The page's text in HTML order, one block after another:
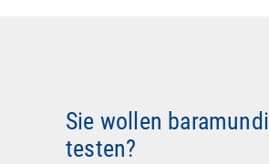
Sie wollen baramundi
testen?